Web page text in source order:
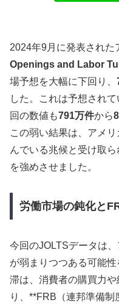
2024年9月に発表された
Openings and Labor
場予想を大幅に下回り、
した。これは予想されて
回の数値も791万件から
この弱い結果は、アメ
んでいる兆候と受け取
を強めさせました。
労働市場の鈍化と
今回のJOLTSデータは
が弱まりつつある可能
滞は、消費者の購買力
り、**FRB（連邦準備制